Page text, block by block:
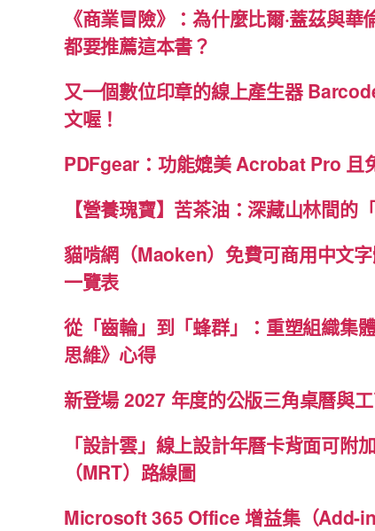
《商業冒險》：為什麼比爾·蓋茲與華
都要推薦這本書？
又一個數位印章的線上產生器
文喔！
PDFgear：功能媲美 Acrobat Pro 且
【營養瑰寶】苦茶油：深藏山林間的
貓啃網（Maoken）免費可商用中文
一覽表
從「齒輪」到「蜂群」：重塑組織集
思維》心得
新登場 2027 年度的公版三角桌曆與
「設計雲」線上設計年曆卡背面可附
（MRT）路線圖
Microsoft 365 Office 增益集（Add-